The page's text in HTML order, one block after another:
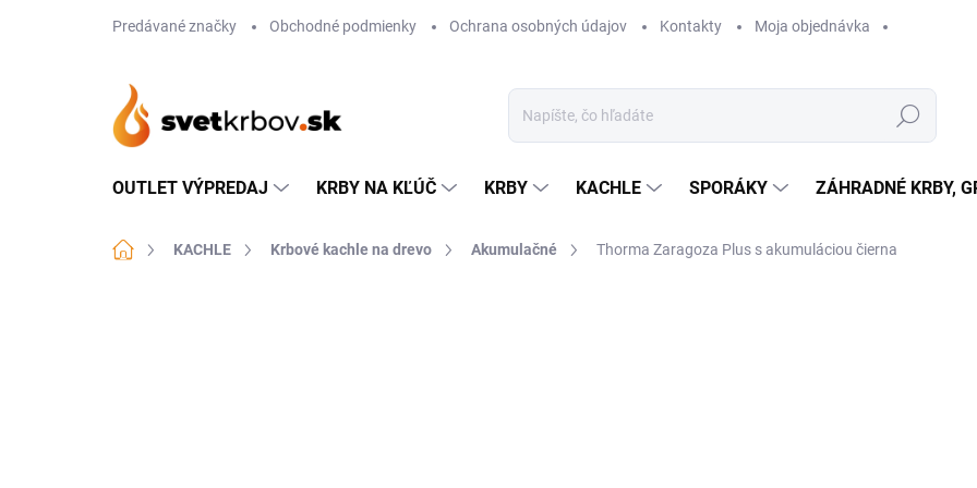
Predávané značky Obchodné podmienky Ochrana osobných údajov Kontakty Moja objednávka
Hľadať
OUTLET VÝPREDAJ KRBY NA KĽÚČ KRBY KACHLE SPORÁKY ZÁHRADNÉ KRBY,
DomovKACHLE Krbové kachle na drevo Akumulačné Thorma Zaragoza Plus s akumuláciou čierna